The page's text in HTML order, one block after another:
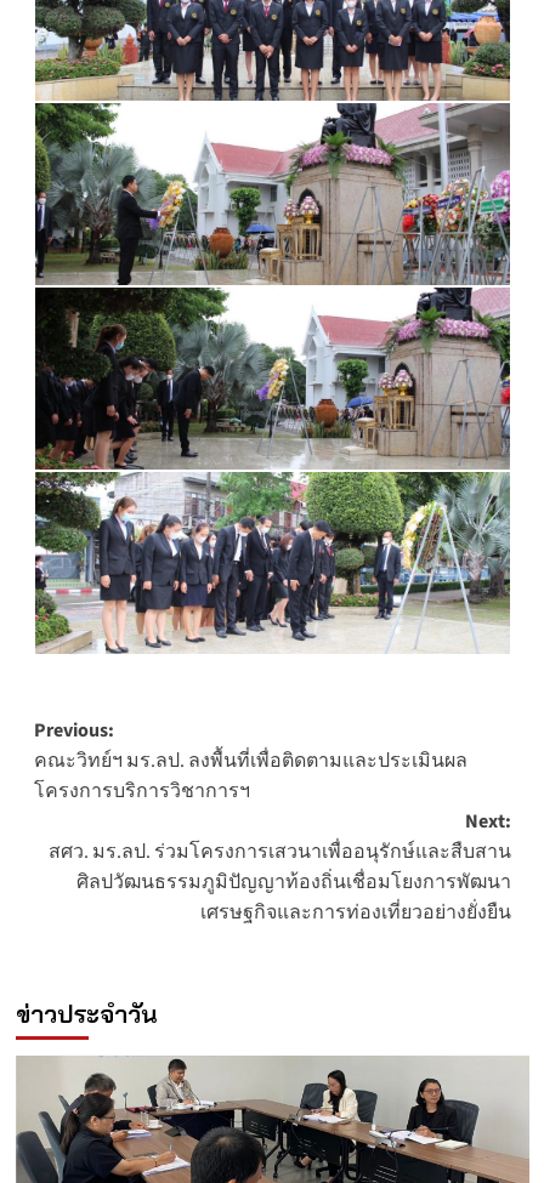
Post
navigation
Previous:
คณะวิทย์ฯ มร.ลป. ลงพื้นที่เพื่อติดตามและประเมินผล
โครงการบริการวิชาการฯ
Next:
สศว. มร.ลป. ร่วมโครงการเสวนาเพื่ออนุรักษ์และสืบสาน
ศิลปวัฒนธรรมภูมิปัญญาท้องถิ่นเชื่อมโยงการพัฒนา
เศรษฐกิจและการท่องเที่ยวอย่างยั่งยืน
ข่าวประจำวัน